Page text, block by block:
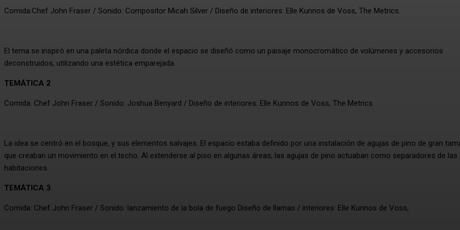
Comida:Chef John Fraser / Sonido: Compositor Micah Silver / Diseño de interiores: Elle Kunnos de Voss, The Metrics.
El tema se inspiró en una paleta nórdica donde el espacio se diseñó como un paisaje monocromático de volúmenes y accesorios
deconstruidos, utilizando una estética emparejada.
TEMÁTICA 2
Comida: Chef John Fraser / Sonido: Joshua Benyard / Diseño de interiores: Elle Kunnos de Voss, The Metrics
La idea se centró en el bosque, y sus elementos salvajes. El espacio estaba definido por una instalación de agujas de pino de gran
que creaban un movimiento en el techo. Al extenderse al piso en algunas áreas, las agujas de pino actuaban como separadores de las
habitaciones.
TEMÁTICA 3
Comida: Chef John Fraser / Sonido: lanzamiento de la bola de fuego Diseño de llamas / interiores: Elle Kunnos de Voss,